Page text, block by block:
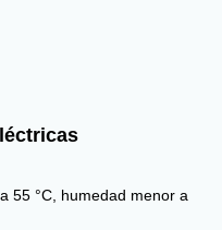
55 °C, humedad menor a